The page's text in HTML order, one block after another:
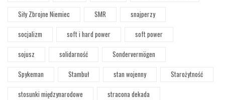
Siły Zbrojne Niemiec
SMR
snajperzy
socjalizm
soft i hard power
soft power
sojusz
solidarność
Sondervermögen
Spykeman
Stambuł stan wojenny
Starożytność
stosunki międzynarodowe
stracona dekada